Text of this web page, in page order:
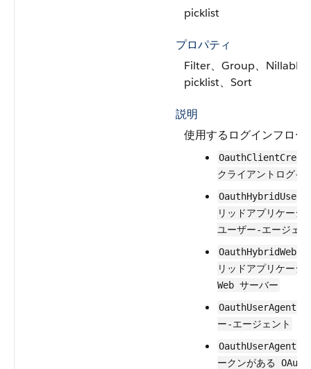
picklist
プロパティ
Filter、Group、Nillable
picklist、Sort
説明
使用するログインフロー
クライアントログイ
リッドアプリケーシ
ユーザー-エージェ
リッドアプリケーシ
Web サーバー
OauthUserAgent
ー-エージェント
ークンがある